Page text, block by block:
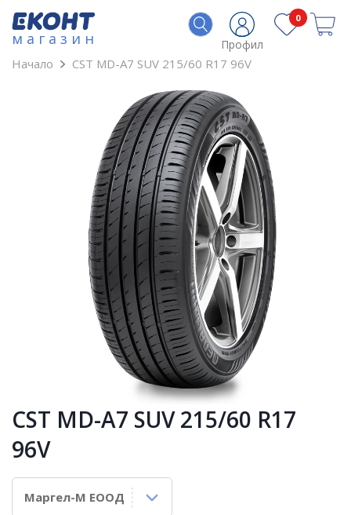
магазин Профил
0
Начало CST MD-A7 SUV 215/60 R17 96V
CST MD-A7 SUV 215/60 R17
96V